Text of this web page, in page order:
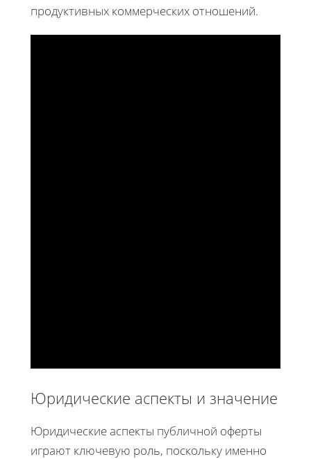
продуктивных коммерческих отношений.
Юридические аспекты и значение
Юридические аспекты публичной оферты
играют ключевую роль, поскольку именно